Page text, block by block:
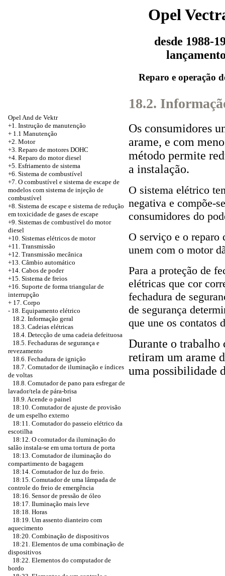
Opel
desde 1988-
Reparo e operação
Opel And de Vektr
+1. Instrução de manutenção
+ 1.1 Manutenção
+2. Motor
+3. Reparo de motores DOHC
+4. Reparo do motor diesel
+5. Esfriamento de sistema
+6. Sistema de combustível
+7. O combustível e sistema de escape de
modelos com sistema de injeção de
combustível
+8. Sistema de escape e sistema de redução
em toxicidade de gases de escape
+9. Sistemas de combustível do motor
diesel
+10. Sistemas elétricos de motor
+11. Transmissão
+12. Transmissão mecânica
+13. Câmbio automático
+14. Cabos de poder
+15. Sistema de freios
+16. Suporte de forma triangular de
interrupção
+ 17. Corpo
- 18. Equipamento elétrico
18.2. Informação geral
18.3. Cadeias elétricas
18.4. Detecção de uma cadeia defeituosa
18.5. Fechaduras de segurança e
revezamento
18.6. Fechadura de ignição
18.7. Comutador de iluminação e índices
de voltas
18.8. Comutador de pano para esfregar de
lavador/tela de pára-brisa
18.9. Acende o painel
18:10. Comutador de ajuste de provisão
de um espelho externo
18:11. Comutador do passeio elétrico da
escotilha
18:12. O comutador da iluminação do
salão instala-se em uma tortura de porta
18:13. Comutador de iluminação do
compartimento de bagagem
18:14. Comutador de luz do freio.
18:15. Comutador de uma lâmpada de
controle do freio de emergência
18:16. Sensor de pressão de óleo
18:17. Iluminação mais leve
18:18. Horas
18:19. Um assento dianteiro com
aquecimento
18:20. Combinação de dispositivos
18:21. Elementos de uma combinação de
dispositivos
18:22. Elementos do computador de
bordo
18.2.
Os consumidores
arame, e com
método permite
a instalação.
O sistema elétrico
negativa e compõe-
consumidores do
O serviço e o reparo
unem com o motor
Para a proteção de
elétricas que cor
fechadura de
de segurança
que une os contatos
Durante o trabalho
retiram um arame
uma possibilidade